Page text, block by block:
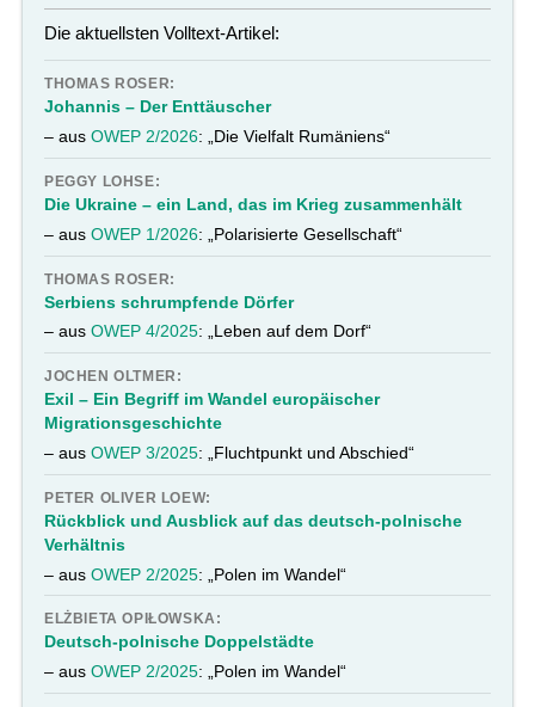
Die aktuellsten Volltext-Artikel:
THOMAS ROSER:
Johannis – Der Enttäuscher
– ausOWEP 2/2026: „Die Vielfalt Rumäniens“
PEGGY LOHSE:
Die Ukraine – ein Land, das im Krieg zusammenhält
– ausOWEP 1/2026: „Polarisierte Gesellschaft“
THOMAS ROSER:
Serbiens schrumpfende Dörfer
– ausOWEP 4/2025: „Leben auf dem Dorf“
JOCHEN OLTMER:
Exil – Ein Begriff im Wandel europäischer
Migrationsgeschichte
– ausOWEP 3/2025: „Fluchtpunkt und Abschied“
PETER OLIVER LOEW:
Rückblick und Ausblick auf das deutsch-polnische
Verhältnis
– ausOWEP 2/2025: „Polen im Wandel“
ELŻBIETA OPIŁOWSKA:
Deutsch-polnische Doppelstädte
– ausOWEP 2/2025: „Polen im Wandel“